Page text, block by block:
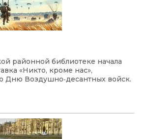
районной библиотеке начала
«Никто, кроме нас»,
Дню Воздушно‑десантных войск.